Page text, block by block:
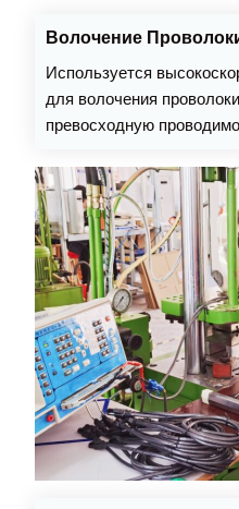
Волочение
Используется
для волочения
превосходную